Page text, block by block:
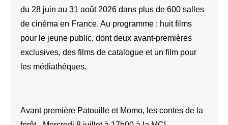
du 28 juin au 31 août 2026 dans plus de 600 salles
de cinéma en France. Au programme : huit films
pour le jeune public, dont deux avant-premières
exclusives, des films de catalogue et un film pour
les médiathèques.
Avant première Patouille et Momo, les contes de la